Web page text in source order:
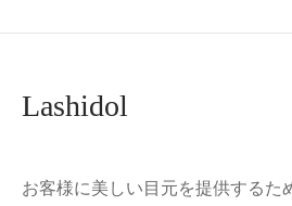
Lashidol
お客様に美しい目元を提供するた